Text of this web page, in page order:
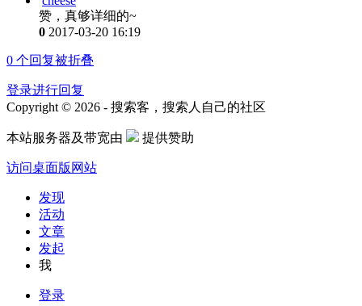
赞，真够详细的~
0 2017-03-20 16:19
0 个回复被折叠
登录进行回复
Copyright © 2026 - 搜索客，搜索人自己的社区
本站服务器及带宽由 提供赞助
访问桌面版网站
发现
活动
文章
发起
我
登录